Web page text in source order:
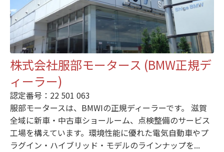
株式会社服部モータース (BMW正規デ
ィーラー)
認定番号：22 501 063
服部モータースは、BMWIの正規ディーラーです。 滋賀
全域に新車・中古車ショールーム、点検整備のサービス
工場を構えています。環境性能に優れた電気自動車やプ
ラグイン・ハイブリッド・モデルのラインナップを...